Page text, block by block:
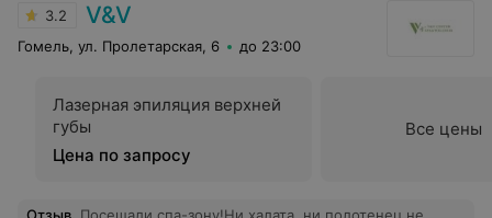
3.2 V&V
Гомель, ул. Пролетарская, 6 до 23:00
Лазерная эпиляция верхней
губы
Цена по запросу
Все цены